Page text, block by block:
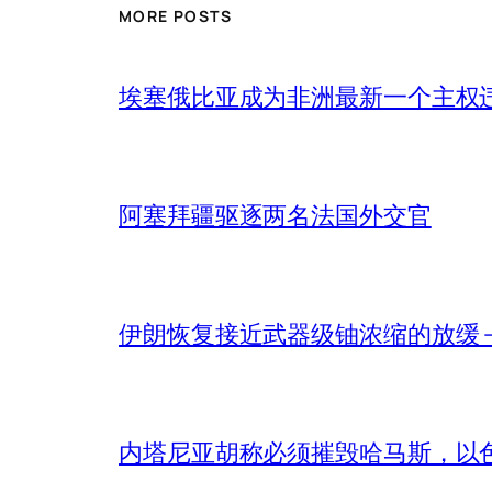
MORE POSTS
埃塞俄比亚成为非洲最新一个主权
阿塞拜疆驱逐两名法国外交官
伊朗恢复接近武器级铀浓缩的放缓
内塔尼亚胡称必须摧毁哈马斯，以